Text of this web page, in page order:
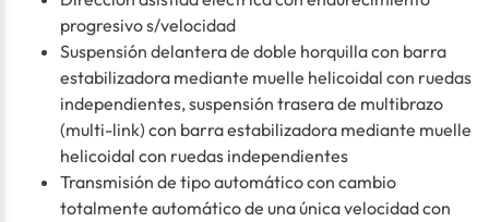
progresivo s/velocidad
Suspensión delantera de doble horquilla con barra
estabilizadora mediante muelle helicoidal con ruedas
independientes, suspensión trasera de multibrazo
(multi-link) con barra estabilizadora mediante muelle
helicoidal con ruedas independientes
Transmisión de tipo automático con cambio
totalmente automático de una única velocidad con